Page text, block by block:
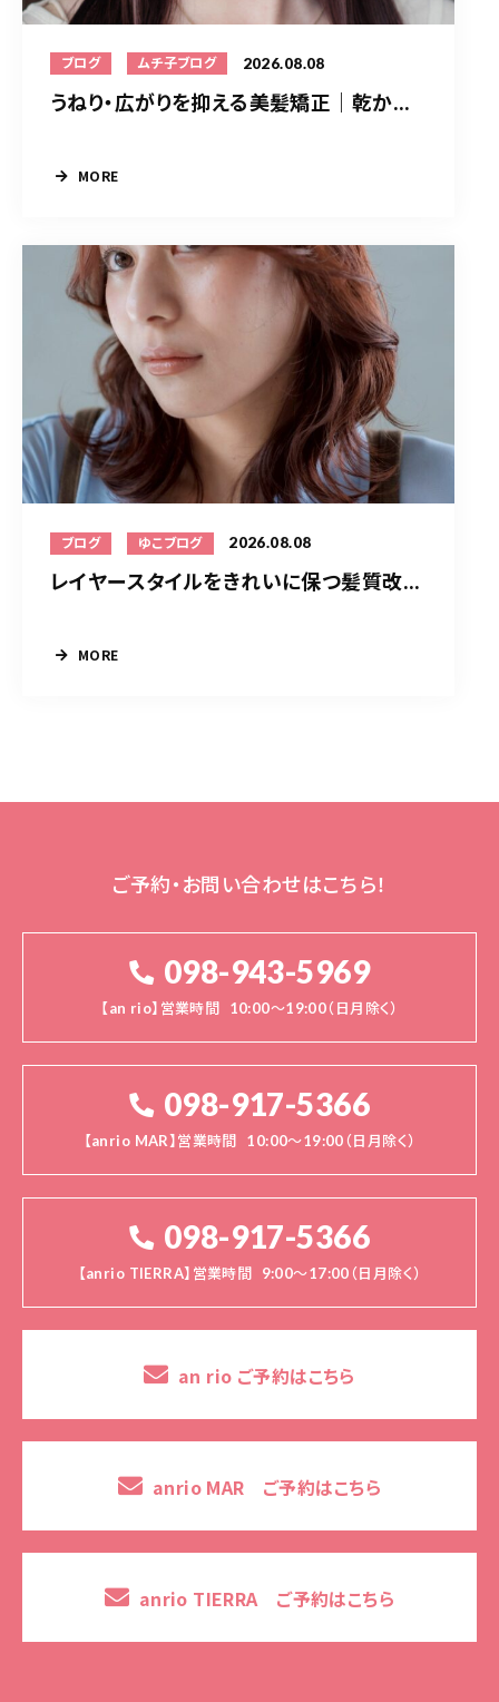
ブログ ムチ子ブログ 2026.08.08
うねり・広がりを抑える美髪矯正｜乾か...
MORE
ブログ ゆこブログ 2026.08.08
レイヤースタイルをきれいに保つ髪質改...
MORE
ご予約・お問い合わせはこちら！
098-943-5969
【an rio】営業時間 10:00～19:00（日月除く）
098-917-5366
【anrio MAR】営業時間 10:00～19:00（日月除く）
098-917-5366
【anrio TIERRA】営業時間 9:00～17:00（日月除く）
an rio ご予約はこちら
anrio MAR ご予約はこちら
anrio TIERRA ご予約はこちら